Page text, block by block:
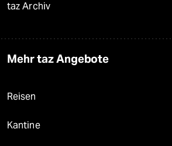
taz Archiv
Mehr taz Angebote
Reisen
Kantine